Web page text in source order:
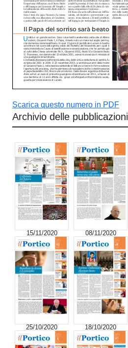
Scarica questo numero in PDF
Archivio delle pubblicazioni
15/11/2020 08/11/2020
25/10/2020 18/10/2020